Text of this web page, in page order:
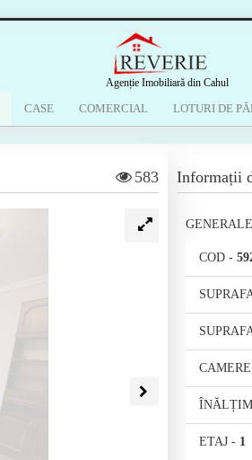
Agenție Imobiliară din Cahul
CASE COMERCIAL LOTURI DE
583 Informații
GENERALE
COD -
CAMERE
ETAJ - 1